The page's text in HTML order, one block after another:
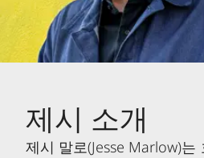
제시 소개
제시 말로(Jesse Marlow)는